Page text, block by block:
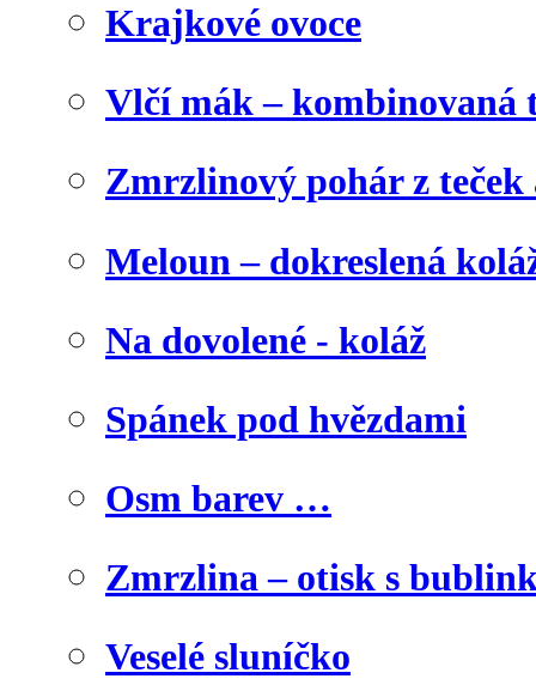
Krajkové ovoce
Vlčí mák – kombinovaná
Zmrzlinový pohár z
Meloun – dokreslená
Na dovolené - koláž
Spánek pod hvězdami
Osm barev …
Zmrzlina – otisk s
Veselé sluníčko